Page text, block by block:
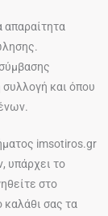
και όπου
imsotiros.gr
υπάρχει το
στο
καλάθι σας τα